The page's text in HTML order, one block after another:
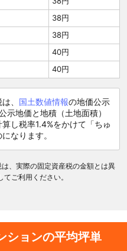
38円
38円
40円
40円
、 国土数値情報の地価公示
示地価と地積（土地面積）
し税率1.4%をかけて「ちゅ
なります。
、実際の固定資産税の金額とは異
ご利用ください。
ションの平均坪単